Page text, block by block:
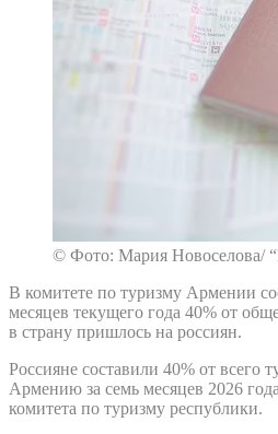
© Фото: Мария Новоселова/
В комитете по туризму Армении
месяцев текущего года 40% от
в страну пришлось на россиян.
Россияне составили 40% от всего
Армению за семь месяцев 2026
комитета по туризму республики.